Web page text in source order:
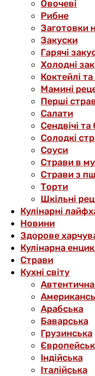
Овочеві
Рибне
Заготовки
Закуски
Гарячі
Холодні
Коктейлі та
Мамині
Перші
Салати
Сендвічі
Солодкі
Соуси
Страви в
Страви з
Торти
Шкільні
Кулінарні
Новини
Здорове
Кулінарна
Страви
Кухні світу
Автентична
Арабська
Баварська
Грузинська
Індійська
Італійська